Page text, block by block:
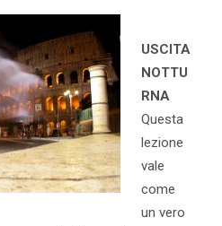
USCITA
NOTTU
RNA
Questa
lezione
vale
come
un vero